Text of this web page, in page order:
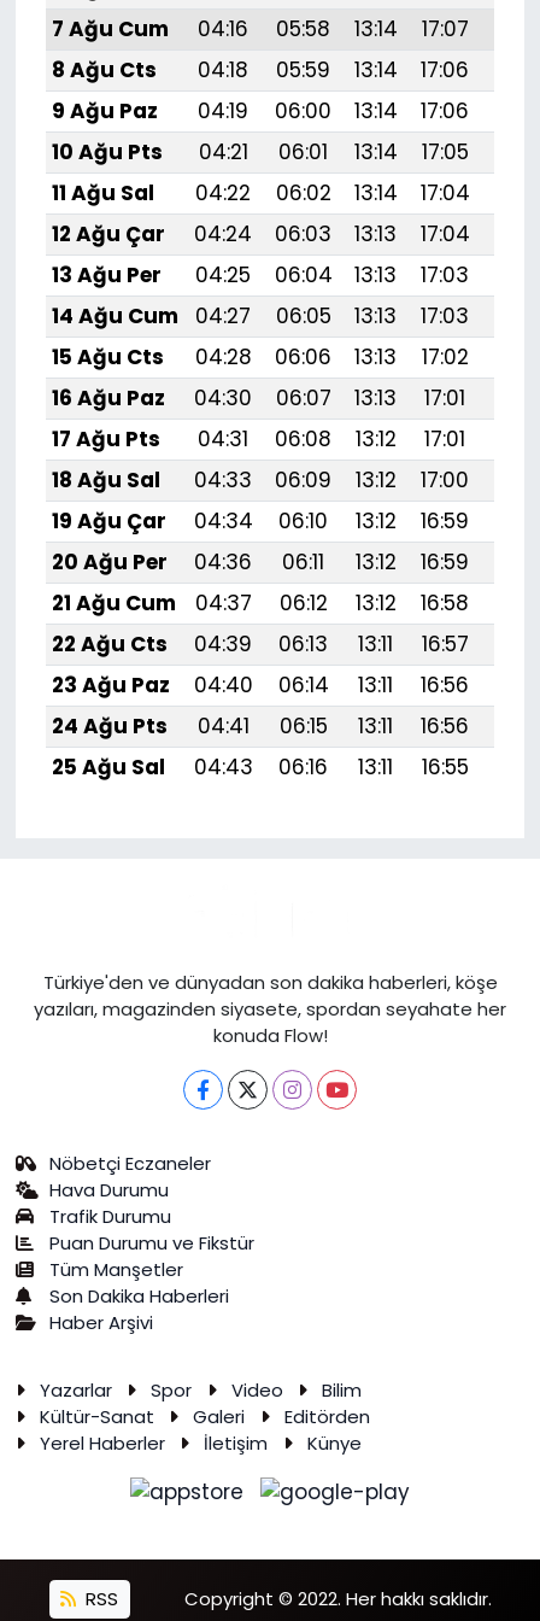
7 Ağu Cum
04:16 05:58 13:14 17:07
8 Ağu Cts
04:18 05:59 13:14 17:06
9 Ağu Paz
04:19 06:00 13:14 17:06
10 Ağu Pts
04:21 06:01 13:14 17:05
11 Ağu Sal
04:22 06:02 13:14 17:04
12 Ağu Çar
04:24 06:03 13:13 17:04
13 Ağu Per
04:25 06:04 13:13 17:03
14 Ağu Cum
04:27 06:05 13:13 17:03
15 Ağu Cts
04:28 06:06 13:13 17:02
16 Ağu Paz
04:30 06:07 13:13 17:01
17 Ağu Pts
04:31 06:08 13:12 17:01
18 Ağu Sal
04:33 06:09 13:12 17:00
19 Ağu Çar
04:34 06:10 13:12 16:59
20 Ağu Per
04:36 06:11 13:12 16:59
21 Ağu Cum
04:37 06:12 13:12 16:58
22 Ağu Cts
04:39 06:13 13:11 16:57
23 Ağu Paz
04:40 06:14 13:11 16:56
24 Ağu Pts
04:41 06:15 13:11 16:56
25 Ağu Sal
04:43 06:16 13:11 16:55
Türkiye'den ve dünyadan son dakika haberleri, köşe
yazıları, magazinden siyasete, spordan seyahate her
konuda Flow!
Nöbetçi Eczaneler
Hava Durumu
Trafik Durumu
Puan Durumu ve Fikstür
Tüm Manşetler
Son Dakika Haberleri
Haber Arşivi
Yazarlar Spor Video
Bilim
Kültür-Sanat
Galeri
Editörden
Yerel Haberler
İletişim Künye
RSS Copyright © 2022. Her hakkı saklıdır.